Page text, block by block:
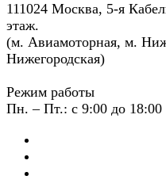
111024 Москва, 5-я
этаж.
(м. Авиамоторная, м.
Нижегородская)
Режим работы
Пн. – Пт.: с 9:00 до 18:00